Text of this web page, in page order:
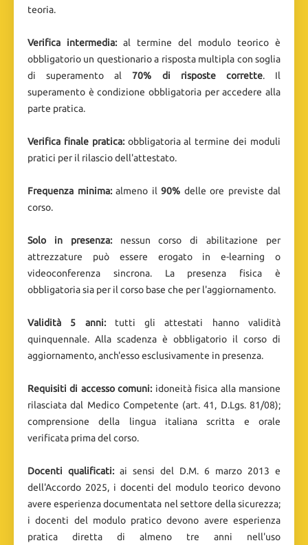
teoria.
Verifica intermedia:al termine del modulo teorico è
obbligatorio un questionario a risposta multipla con soglia
di superamento al70% di risposte corrette. Il
superamento è condizione obbligatoria per accedere alla
parte pratica.
Verifica finale pratica:obbligatoria al termine dei moduli
pratici per il rilascio dell'attestato.
Frequenza minima:almeno il 90% delle ore previste dal
corso.
Solo in presenza:nessun corso di abilitazione per
attrezzature può essere erogato in e-learning o
videoconferenza sincrona. La presenza fisica è
obbligatoria sia per il corso base che per l'aggiornamento.
Validità 5 anni:tutti gli attestati hanno validità
quinquennale. Alla scadenza è obbligatorio il corso di
aggiornamento, anch'esso esclusivamente in presenza.
Requisiti di accesso comuni:idoneità fisica alla mansione
rilasciata dal Medico Competente (art. 41, D.Lgs. 81/08);
comprensione della lingua italiana scritta e orale
verificata prima del corso.
Docenti qualificati:ai sensi del D.M. 6 marzo 2013 e
dell'Accordo 2025, i docenti del modulo teorico devono
avere esperienza documentata nel settore della sicurezza;
i docenti del modulo pratico devono avere esperienza
pratica diretta di almeno tre anni nell'uso